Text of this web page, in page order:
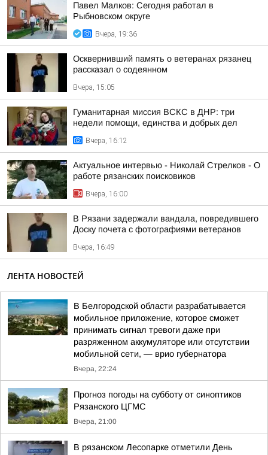
Павел Малков: Сегодня работал в
Рыбновском округе
Вчера, 19:36
Осквернивший память о ветеранах рязанец
рассказал о содеянном
Вчера, 15:05
Гуманитарная миссия ВСКС в ДНР: три
недели помощи, единства и добрых дел
Вчера, 16:12
Актуальное интервью - Николай Стрелков - О
работе рязанских поисковиков
Вчера, 16:00
В Рязани задержали вандала, повредившего
Доску почета с фотографиями ветеранов
Вчера, 16:49
ЛЕНТА НОВОСТЕЙ
В Белгородской области разрабатывается
мобильное приложение, которое сможет
принимать сигнал тревоги даже при
разряженном аккумуляторе или отсутствии
мобильной сети, — врио губернатора
Вчера, 22:24
Прогноз погоды на субботу от синоптиков
Рязанского ЦГМС
Вчера, 21:00
В рязанском Лесопарке отметили День